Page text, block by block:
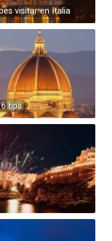
visitar en Italia
tips